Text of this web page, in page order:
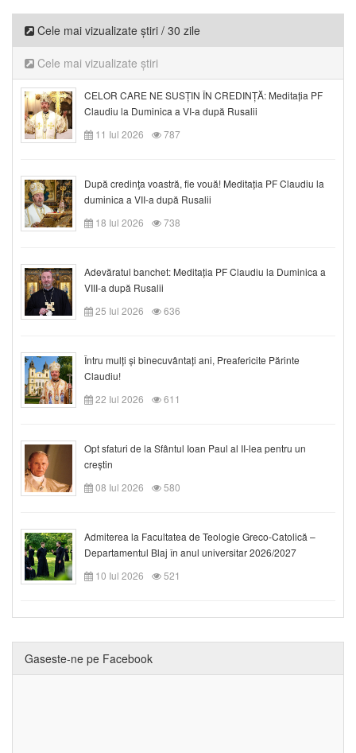
Cele mai vizualizate știri / 30 zile
Cele mai vizualizate știri
CELOR CARE NE SUSȚIN ÎN CREDINȚĂ: Meditația PF
Claudiu la Duminica a VI-a după Rusalii
11 Iul 2026
787
După credinţa voastră, fie vouă! Meditația PF Claudiu la
duminica a VII-a după Rusalii
18 Iul 2026
738
Adevăratul banchet: Meditația PF Claudiu la Duminica a
VIII-a după Rusalii
25 Iul 2026
636
Întru mulți și binecuvântați ani, Preafericite Părinte
Claudiu!
22 Iul 2026
611
Opt sfaturi de la Sfântul Ioan Paul al II-lea pentru un
creștin
08 Iul 2026
580
Admiterea la Facultatea de Teologie Greco-Catolică –
Departamentul Blaj în anul universitar 2026/2027
10 Iul 2026
521
Gaseste-ne pe Facebook